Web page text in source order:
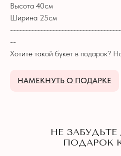
Высота 40см
Ширина 25см
--
Хотите такой букет в подарок?
НАМЕКНУТЬ О ПОДАРКЕ